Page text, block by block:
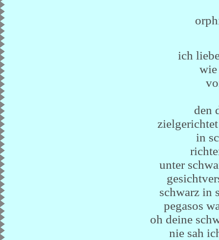
ich
wie
den
in
unter
schwarz in
pegasos
oh deine
nie sah